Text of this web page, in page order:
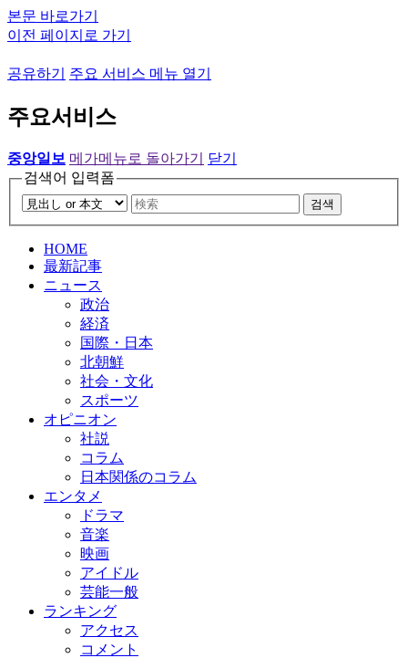
본문 바로가기
이전 페이지로 가기
공유하기 주요 서비스 메뉴 열기
주요서비스
중앙일보 메가메뉴로 돌아가기
닫기
검색어 입력폼
검색
HOME
最新記事
ニュース
政治
経済
国際・日本
北朝鮮
社会・文化
スポーツ
オピニオン
社説
コラム
日本関係のコラム
エンタメ
ドラマ
音楽
映画
アイドル
芸能一般
ランキング
アクセス
コメント